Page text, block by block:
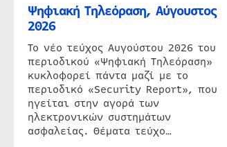
Ψηφιακή Τηλεόραση, Αύγουστος
2026
Το νέο τεύχος Αυγούστου 2026 του
περιοδικού «Ψηφιακή Τηλεόραση»
κυκλοφορεί πάντα μαζί με το
περιοδικό «Security Report», που
ηγείται στην αγορά των
ηλεκτρονικών συστημάτων
ασφαλείας. Θέματα τεύχο…